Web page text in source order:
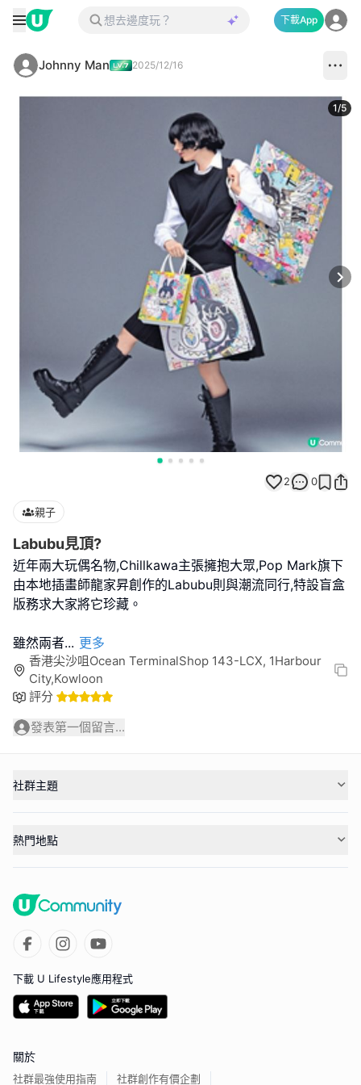
下載App
Johnny Man 2025/12/16
1/5
2 0
親子
Labubu見頂?
近年兩大玩偶名物,Chillkawa主張擁抱大眾,Pop Mark旗下
由本地插畫師龍家昇創作的Labubu則與潮流同行,特設盲盒
版務求大家將它珍藏。
雖然兩者... 更多
香港尖沙咀Ocean TerminalShop 143-LCX, 1Harbour
City,Kowloon
評分
發表第一個留言...
社群主題
熱門地點
下載 U Lifestyle應用程式
關於
社群最強使用指南 社群創作有價企劃